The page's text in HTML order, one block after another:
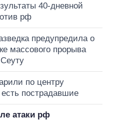
40-дневной
рф
предупредила о
массового прорыва
по центру
пострадавшие
атаки рф